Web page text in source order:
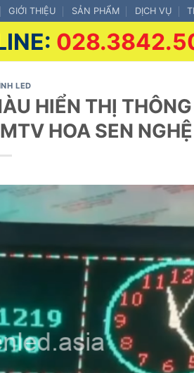
GIỚI THIỆU SẢN PHẨM DỊCH VỤ
LED
HIỂN THỊ
HOA SEN